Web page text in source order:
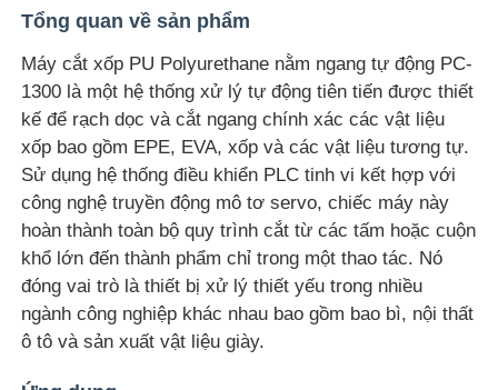
Nhà
Sản phẩm
Về chúng tôi
Tổng quan về sản phẩm
Máy cắt xốp PU Polyurethane nằm ngang tự động PC-
1300 là một hệ thống xử lý tự động tiên tiến được thiết
kế để rạch dọc và cắt ngang chính xác các vật liệu
xốp bao gồm EPE, EVA, xốp và các vật liệu tương tự.
Sử dụng hệ thống điều khiển PLC tinh vi kết hợp với
công nghệ truyền động mô tơ servo, chiếc máy này
hoàn thành toàn bộ quy trình cắt từ các tấm hoặc cuộn
khổ lớn đến thành phẩm chỉ trong một thao tác. Nó
đóng vai trò là thiết bị xử lý thiết yếu trong nhiều
ngành công nghiệp khác nhau bao gồm bao bì, nội thất
ô tô và sản xuất vật liệu giày.